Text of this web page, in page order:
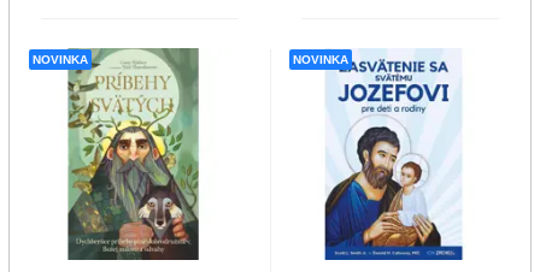
NOVINKA NOVINKA